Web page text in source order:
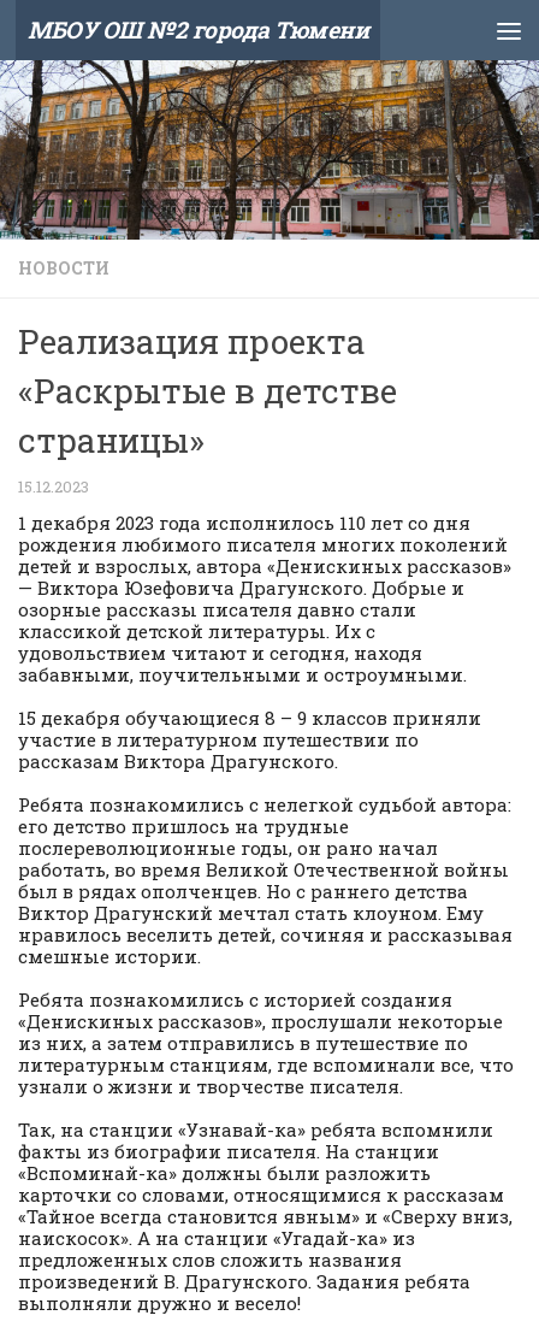
Skip to content
МБОУ ОШ №2 города Тюмени
НОВОСТИ
Реализация проекта
«Раскрытые в детстве
страницы»
15.12.2023
1 декабря 2023 года исполнилось 110 лет со дня
рождения любимого писателя многих поколений
детей и взрослых, автора «Денискиных рассказов»
— Виктора Юзефовича Драгунского. Добрые и
озорные рассказы писателя давно стали
классикой детской литературы. Их с
удовольствием читают и сегодня, находя
забавными, поучительными и остроумными.
15 декабря обучающиеся 8 – 9 классов приняли
участие в литературном путешествии по
рассказам Виктора Драгунского.
Ребята познакомились с нелегкой судьбой автора:
его детство пришлось на трудные
послереволюционные годы, он рано начал
работать, во время Великой Отечественной войны
был в рядах ополченцев. Но с раннего детства
Виктор Драгунский мечтал стать клоуном. Ему
нравилось веселить детей, сочиняя и рассказывая
смешные истории.
Ребята познакомились с историей создания
«Денискиных рассказов», прослушали некоторые
из них, а затем отправились в путешествие по
литературным станциям, где вспоминали все, что
узнали о жизни и творчестве писателя.
Так, на станции «Узнавай-ка» ребята вспомнили
факты из биографии писателя. На станции
«Вспоминай-ка» должны были разложить
карточки со словами, относящимися к рассказам
«Тайное всегда становится явным» и «Сверху вниз,
наискосок». А на станции «Угадай-ка» из
предложенных слов сложить названия
произведений В. Драгунского. Задания ребята
выполняли дружно и весело!